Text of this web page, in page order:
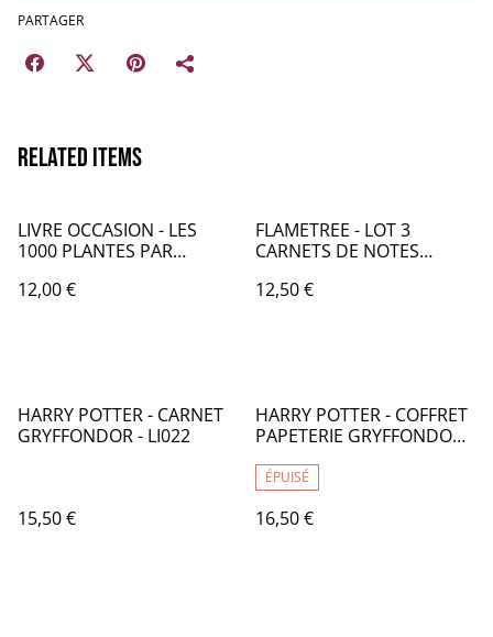
PARTAGER
Related items
LIVRE OCCASION - LES
1000 PLANTES PAR
SAISONS - LO059
12,00 €
FLAMETREE - LOT 3
CARNETS DE NOTES
TB008
12,50 €
HARRY POTTER - CARNET
GRYFFONDOR - LI022
15,50 €
HARRY POTTER - COFFRET
PAPETERIE GRYFFONDOR
LI018
ÉPUISÉ
16,50 €